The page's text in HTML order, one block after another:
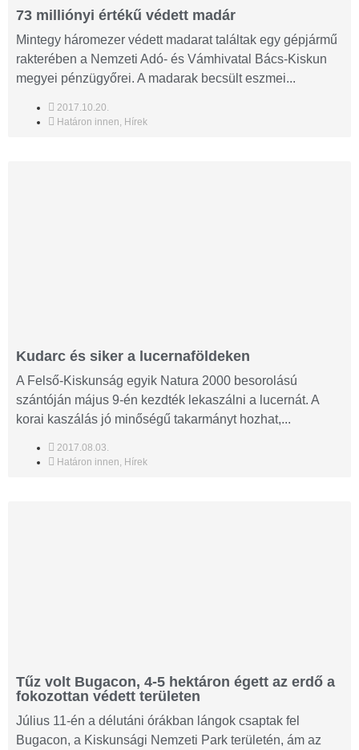
73 milliónyi értékű védett madár
Mintegy háromezer védett madarat találtak egy gépjármű
rakterében a Nemzeti Adó- és Vámhivatal Bács-Kiskun
megyei pénzügyőrei. A madarak becsült eszmei...
2017.10.20.
Határon innen Hírek
Kudarc és siker a lucernaföldeken
A Felső-Kiskunság egyik Natura 2000 besorolású
szántóján május 9-én kezdték lekaszálni a lucernát. A
korai kaszálás jó minőségű takarmányt hozhat,...
2017.08.03.
Határon innen, Hírek
Tűz volt Bugacon, 4-5 hektáron égett az erdő a
fokozottan védett területen
Július 11-én a délutáni órákban lángok csaptak fel
Bugacon, a Kiskunsági Nemzeti Park területén, ám az